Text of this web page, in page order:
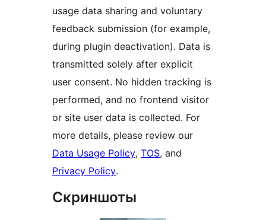
usage data sharing and voluntary
feedback submission (for example,
during plugin deactivation). Data is
transmitted solely after explicit
user consent. No hidden tracking is
performed, and no frontend visitor
or site user data is collected. For
more details, please review our
Data Usage Policy, TOS, and
Privacy Policy.
Скриншоты